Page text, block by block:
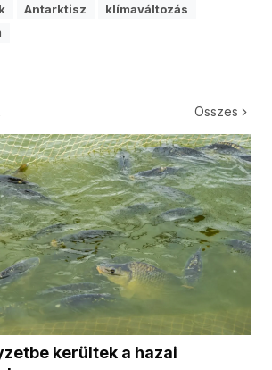
Antarktisz
klímaváltozás
Összes
kerültek a hazai